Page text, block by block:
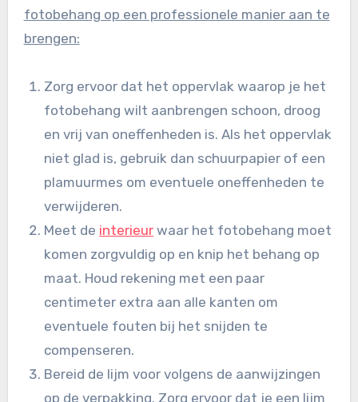
fotobehang op een professionele manier aan te
brengen:
Zorg ervoor dat het oppervlak waarop je het
fotobehang wilt aanbrengen schoon, droog
en vrij van oneffenheden is. Als het oppervlak
niet glad is, gebruik dan schuurpapier of een
plamuurmes om eventuele oneffenheden te
verwijderen.
Meet de interieur waar het fotobehang moet
komen zorgvuldig op en knip het behang op
maat. Houd rekening met een paar
centimeter extra aan alle kanten om
eventuele fouten bij het snijden te
compenseren.
Bereid de lijm voor volgens de aanwijzingen
op de verpakking. Zorg ervoor dat je een lijm